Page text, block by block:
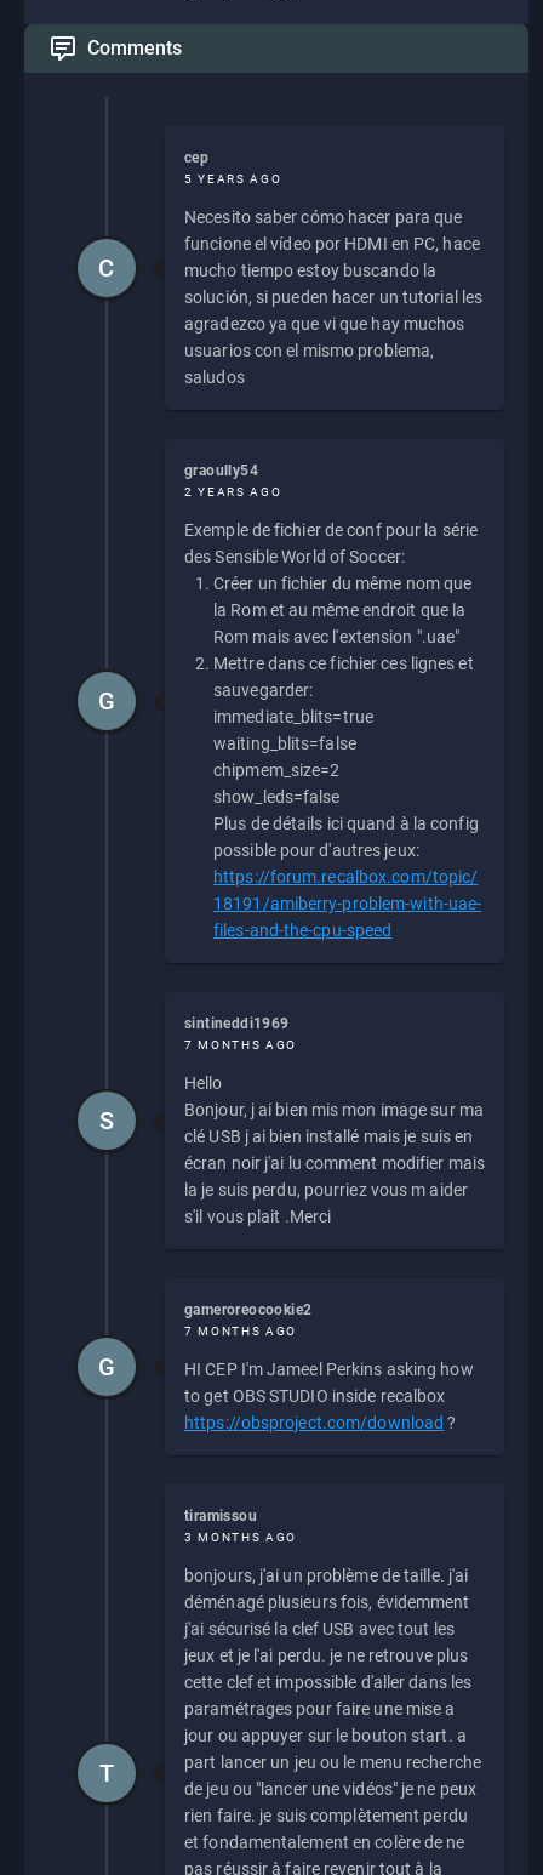
Comments
cep
5 YEARS AGO
Necesito saber cómo hacer para que
funcione el vídeo por HDMI en PC, hace
mucho tiempo estoy buscando la
solución, si pueden hacer un tutorial les
agradezco ya que vi que hay muchos
usuarios con el mismo problema,
saludos
C
graoully54
2 YEARS AGO
Exemple de fichier de conf pour la série
des Sensible World of Soccer:
Créer un fichier du même nom que
la Rom et au même endroit que la
Rom mais avec l'extension ".uae"
Mettre dans ce fichier ces lignes et
sauvegarder:
immediate_blits=true
waiting_blits=false
chipmem_size=2
show_leds=false
Plus de détails ici quand à la config
possible pour d'autres jeux:
https://forum.recalbox.com/topic/
18191/amiberry-problem-with-uae-
files-and-the-cpu-speed
G
sintineddi1969
7 MONTHS AGO
Hello
Bonjour, j ai bien mis mon image sur ma
clé USB j ai bien installé mais je suis en
écran noir j'ai lu comment modifier mais
la je suis perdu, pourriez vous m aider
s'il vous plait .Merci
S
gameroreocookie2
7 MONTHS AGO
HI CEP I'm Jameel Perkins asking how
to get OBS STUDIO inside recalbox
https://obsproject.com/download ?
G
tiramissou
3 MONTHS AGO
bonjours, j'ai un problème de taille. j'ai
déménagé plusieurs fois, évidemment
j'ai sécurisé la clef USB avec tout les
jeux et je l'ai perdu. je ne retrouve plus
cette clef et impossible d'aller dans les
paramétrages pour faire une mise a
jour ou appuyer sur le bouton start. a
part lancer un jeu ou le menu recherche
de jeu ou "lancer une vidéos" je ne peux
rien faire. je suis complètement perdu
et fondamentalement en colère de ne
pas réussir à faire revenir tout à la
T